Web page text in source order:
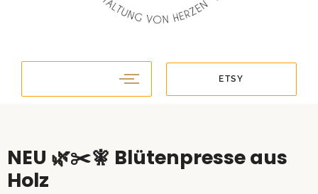
ETSY
NEU 🌿✂️🧚 Blütenpresse aus
Holz